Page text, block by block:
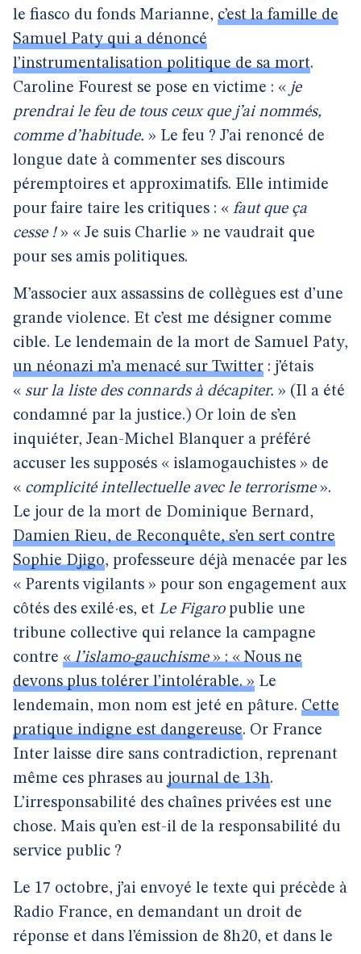
le fiasco du fonds Marianne, c’est la famille de
Samuel Paty qui a dénoncé
l’instrumentalisation politique de sa mort.
Caroline Fourest se pose en victime : « je
prendrai le feu de tous ceux que j’ai nommés,
comme d’habitude. » Le feu ? J’ai renoncé de
longue date à commenter ses discours
péremptoires et approximatifs. Elle intimide
pour faire taire les critiques : « faut que ça
cesse !» « Je suis Charlie » ne vaudrait que
pour ses amis politiques.
M’associer aux assassins de collègues est d’une
grande violence. Et c’est me désigner comme
cible. Le lendemain de la mort de Samuel Paty,
un néonazi m’a menacé sur Twitter : j’étais
« sur la liste des connards à décapiter. » (Il a été
condamné par la justice.) Or loin de s’en
inquiéter, Jean-Michel Blanquer a préféré
accuser les supposés « islamogauchistes » de
« complicité intellectuelle avec le terrorisme».
Le jour de la mort de Dominique Bernard,
Damien Rieu, de Reconquête, s’en sert contre
Sophie Djigo, professeure déjà menacée par les
« Parents vigilants » pour son engagement aux
côtés des exilé·es, et Le Figaropublie une
tribune collective qui relance la campagne
contre «l’islamo-gauchisme» : « Nous ne
devons plus tolérer l’intolérable. » Le
lendemain, mon nom est jeté en pâture. Cette
pratique indigne est dangereuse. Or France
Inter laisse dire sans contradiction, reprenant
même ces phrases au journal de 13h.
L’irresponsabilité des chaînes privées est une
chose. Mais qu’en est-il de la responsabilité du
service public ?
Le 17 octobre, j’ai envoyé le texte qui précède à
Radio France, en demandant un droit de
réponse et dans l’émission de 8h20, et dans le